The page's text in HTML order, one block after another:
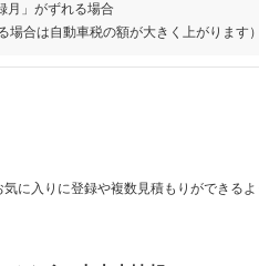
月」がずれる場合
場合は自動車税の額が大きく上がります）
気に入りに登録や複数見積もりができるよ